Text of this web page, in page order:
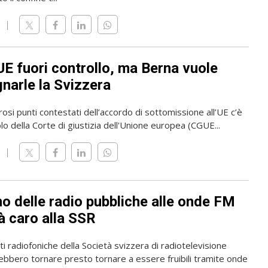
fuori controllo, ma Berna vuole
la Svizzera
punti contestati dell’accordo di sottomissione all’UE c’è
della Corte di giustizia dell'Unione europea (CGUE...
delle radio pubbliche alle onde FM
caro alla SSR
radiofoniche della Società svizzera di radiotelevisione
tornare presto tornare a essere fruibili tramite onde